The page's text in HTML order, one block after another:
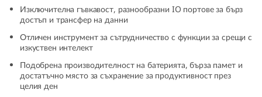
1
G
e
Изключителна гъвкавост, разнообразни IO портове за бърз
достъп и трансфер на данни
Отличен инструмент за сътрудничество с функции за срещи с
изкуствен интелект
Подобрена производителност на батерията, бърза памет и
достатъчно място за съхранение за продуктивност през
целия ден